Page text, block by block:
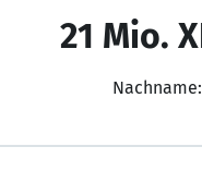
21 Mio.
Nachname: